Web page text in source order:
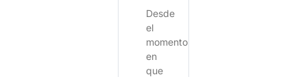
Desde
el
momento
en
que